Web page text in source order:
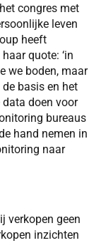
congres met
leven
heeft
quote: ‘in
we boden, maar
basis en het
doen voor
bureaus
hand nemen in
naar
verkopen geen
inzichten